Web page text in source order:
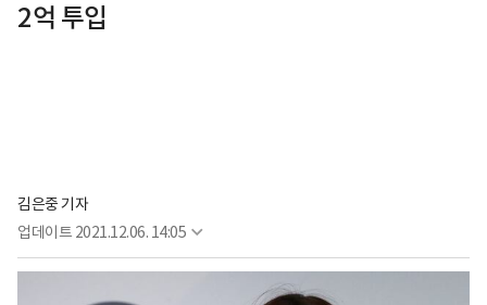
2억 투입
김은중 기자
업데이트 2021.12.06. 14:05